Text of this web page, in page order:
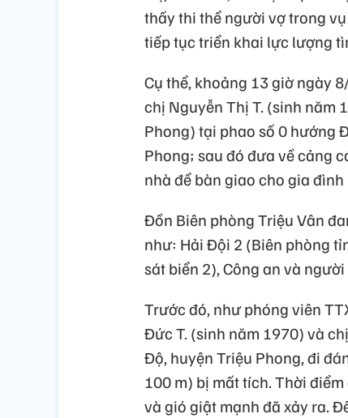
thấy thi thể người vợ trong
tiếp tục triển khai lực lượng
Cụ thể, khoảng 13 giờ ngày
chị Nguyễn Thị T. (sinh năm
Phong) tại phao số 0 hướng
Phong; sau đó đưa về cảng
nhà để bàn giao cho gia
Đồn Biên phòng Triệu Vân
như: Hải Đội 2 (Biên phòng
sát biển 2), Công an và
Trước đó, như phóng viên
Đức T. (sinh năm 1970) và
Độ, huyện Triệu Phong, đi
100 m) bị mất tích. Thời
và gió giật mạnh đã xảy ra.